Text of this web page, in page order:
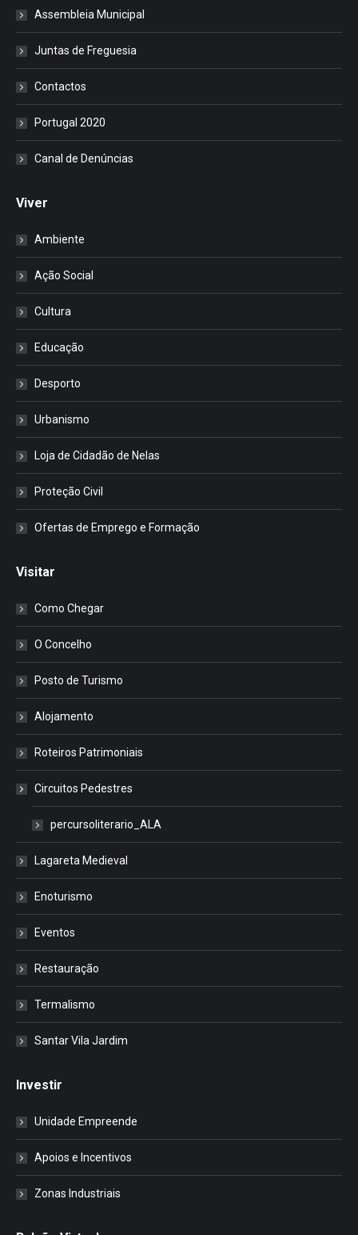
Assembleia Municipal
Juntas de Freguesia
Contactos
Portugal 2020
Canal de Denúncias
Viver
Ambiente
Ação Social
Cultura
Educação
Desporto
Urbanismo
Loja de Cidadão de Nelas
Proteção Civil
Ofertas de Emprego e Formação
Visitar
Como Chegar
O Concelho
Posto de Turismo
Alojamento
Roteiros Patrimoniais
Circuitos Pedestres
percursoliterario_ALA
Lagareta Medieval
Enoturismo
Eventos
Restauração
Termalismo
Santar Vila Jardim
Investir
Unidade Empreende
Apoios e Incentivos
Zonas Industriais